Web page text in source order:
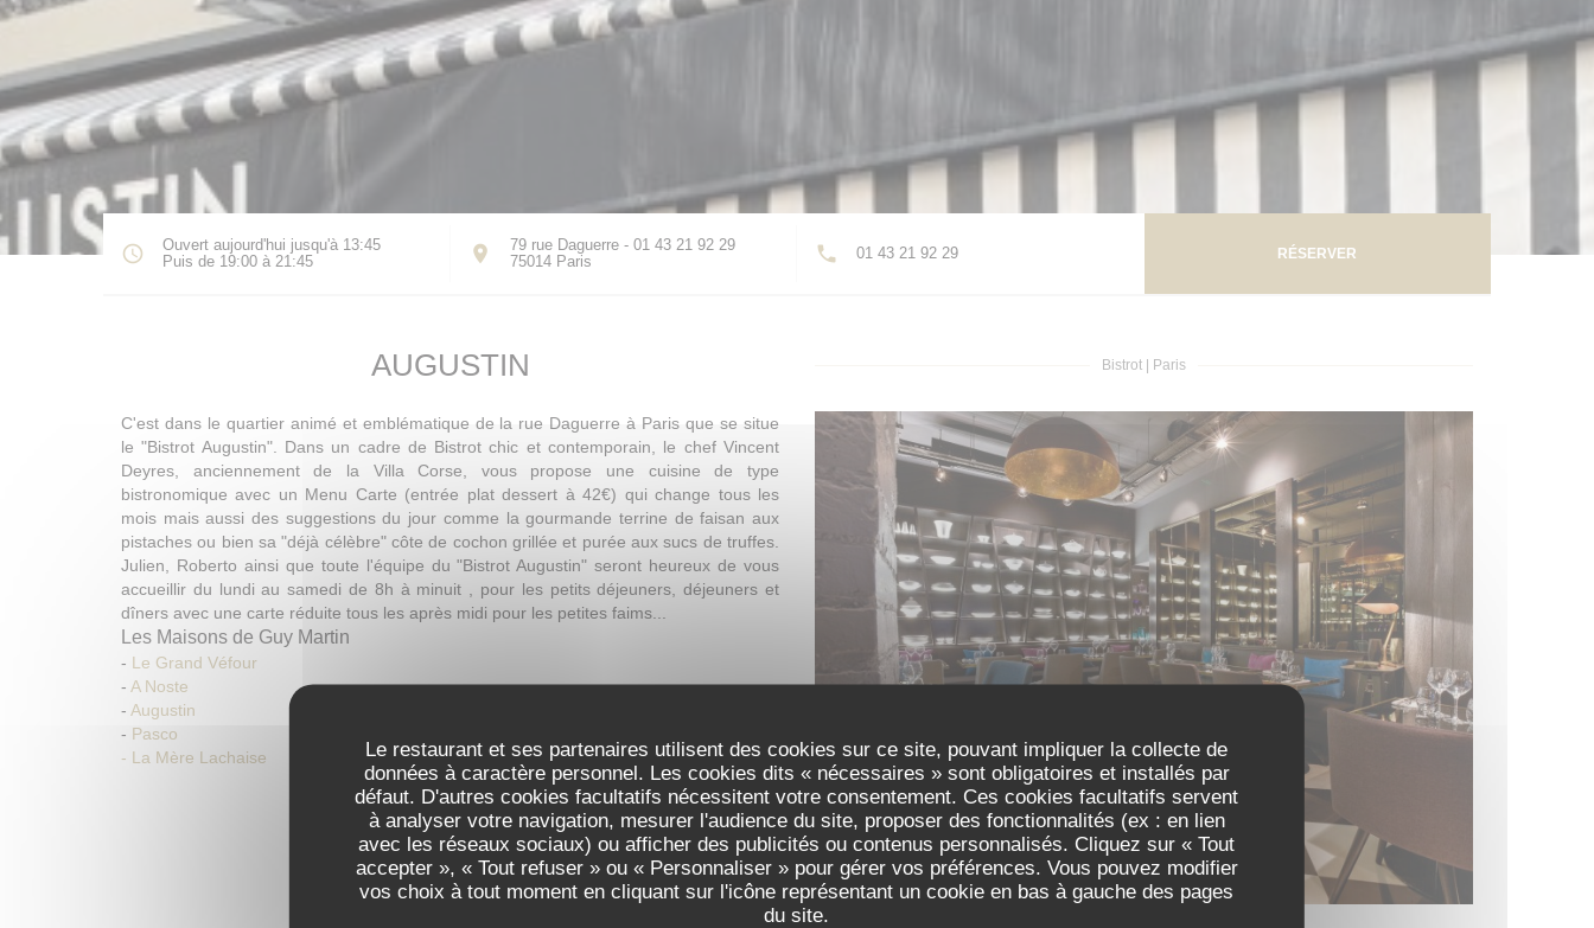
Le restaurant et ses partenaires utilisent des cookies sur ce site, pouvant impliquer la collecte de
données à caractère personnel. Les cookies dits « nécessaires » sont obligatoires et installés par
défaut. D'autres cookies facultatifs nécessitent votre consentement. Ces cookies facultatifs servent
à analyser votre navigation, mesurer l'audience du site, proposer des fonctionnalités (ex : en lien
avec les réseaux sociaux) ou afficher des publicités ou contenus personnalisés. Cliquez sur « Tout
accepter », « Tout refuser » ou « Personnaliser » pour gérer vos préférences. Vous pouvez modifier
vos choix à tout moment en cliquant sur l'icône représentant un cookie en bas à gauche des pages
du site.
Ouvert aujourd'hui jusqu'à 13:45
Puis de 19:00 à 21:45
79 rue Daguerre - 01 43 21 92 29
75014 Paris((ouvre une nouvelle fenêtre)) 01 43 21 92 29 RÉSERVER
AUGUSTIN Bistrot Paris
C'est dans le quartier animé et emblématique de la rue Daguerre à Paris que se situe
le "Bistrot Augustin". Dans un cadre de Bistrot chic et contemporain, le chef Vincent
Deyres, anciennement de la Villa Corse, vous propose une cuisine de type
bistronomique avec un Menu Carte (entrée plat dessert à 42€) qui change tous les
mois mais aussi des suggestions du jour comme la gourmande terrine de faisan aux
pistaches ou bien sa "déjà célèbre" côte de cochon grillée et purée aux sucs de truffes.
Julien, Roberto ainsi que toute l'équipe du "Bistrot Augustin" seront heureux de vous
accueillir du lundi au samedi de 8h à minuit , pour les petits déjeuners, déjeuners et
dîners avec une carte réduite tous les après midi pour les petites faims...
Les Maisons de Guy Martin
- Le Grand Véfour
- A Noste
- Augustin
- Pasco
- La Mère Lachaise
DÉCOUVRIR LE LIEU